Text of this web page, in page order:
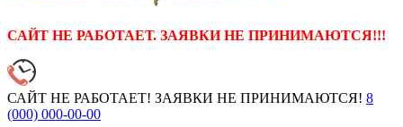
САЙТ НЕ РАБОТАЕТ. ЗАЯВКИ НЕ ПРИНИМАЮТСЯ!!!
САЙТ НЕ РАБОТАЕТ! ЗАЯВКИ НЕ ПРИНИМАЮТСЯ! 8
(000) 000-00-00